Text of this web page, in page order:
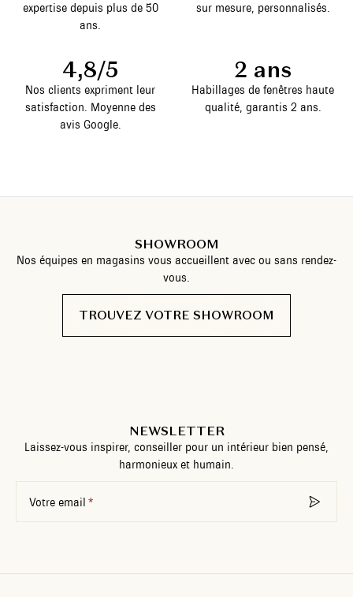
expertise depuis plus de 50
ans.
sur mesure, personnalisés.
4,8/5
Nos clients expriment leur
satisfaction. Moyenne des
avis Google.
2 ans
Habillages de fenêtres haute
qualité, garantis 2 ans.
SHOWROOM
Nos équipes en magasins vous accueillent avec ou sans rendez-
vous.
TROUVEZ VOTRE SHOWROOM
NEWSLETTER
Laissez-vous inspirer, conseiller pour un intérieur bien pensé,
harmonieux et humain.
Votre email